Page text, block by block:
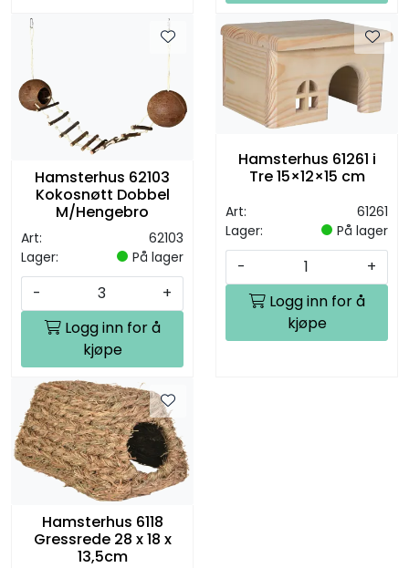
Hamsterhus 62103
Kokosnøtt Dobbel
M/Hengebro
Art:
62103
Lager:
På lager
-
+
Logg inn for å
kjøpe
Hamsterhus 61261 i
Tre 15×12×15 cm
Art:
61261
Lager:
På lager
-
+
Logg inn for å
kjøpe
Hamsterhus 6118
Gressrede 28 x 18 x
13,5cm